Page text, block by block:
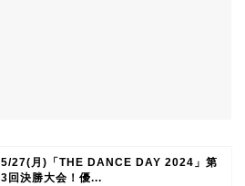
5/27(月)「THE DANCE DAY 2024」第
3回決勝大会！優...